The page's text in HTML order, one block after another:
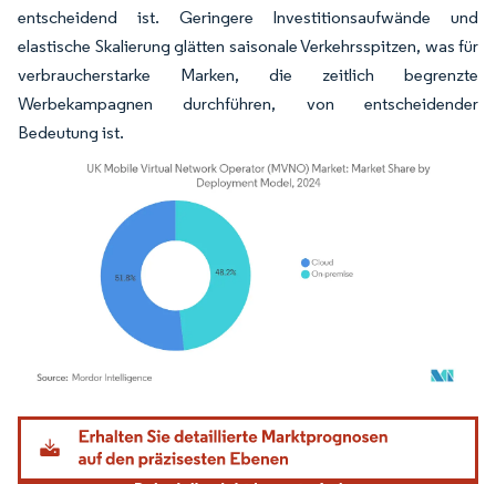
entscheidend ist. Geringere Investitionsaufwände und
elastische Skalierung glätten saisonale Verkehrsspitzen, was für
verbraucherstarke Marken, die zeitlich begrenzte
Werbekampagnen durchführen, von entscheidender
Bedeutung ist.
Bild © Mordor Intelligence. Wiederverwendung erfordert Namensnennung gemäß